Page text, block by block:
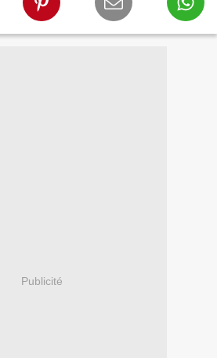
Publicité